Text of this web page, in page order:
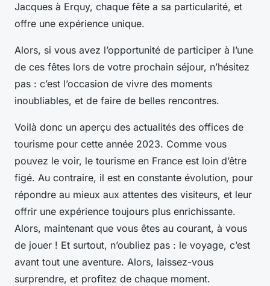
Jacques à Erquy, chaque fête a sa particularité, et
offre une expérience unique.
Alors, si vous avez l’opportunité de participer à l’une
de ces fêtes lors de votre prochain séjour, n’hésitez
pas : c’est l’occasion de vivre des moments
inoubliables, et de faire de belles rencontres.
Voilà donc un aperçu des actualités des offices de
tourisme pour cette année 2023. Comme vous
pouvez le voir, le tourisme en France est loin d’être
figé. Au contraire, il est en constante évolution, pour
répondre au mieux aux attentes des visiteurs, et leur
offrir une expérience toujours plus enrichissante.
Alors, maintenant que vous êtes au courant, à vous
de jouer ! Et surtout, n’oubliez pas : le voyage, c’est
avant tout une aventure. Alors, laissez-vous
surprendre, et profitez de chaque moment.